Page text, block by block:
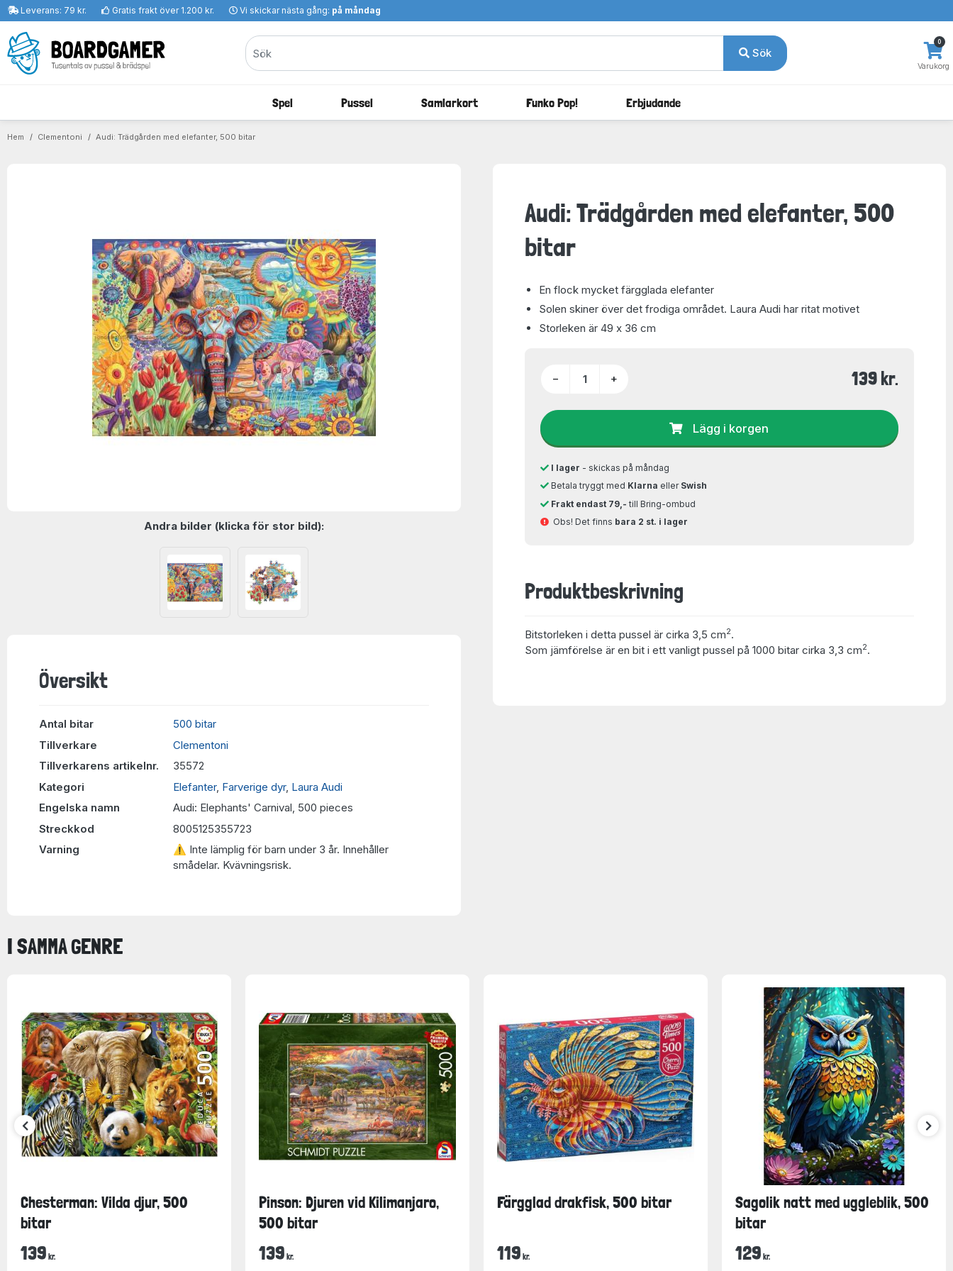
Leverans: 79 kr. Gratis frakt över 1.200 kr. Vi skickar nästa gång: på måndag
Sök
Varukorg
0
Spel Pussel Samlarkort Funko Pop! Erbjudande
Hem Clementoni Audi: Trädgården med elefanter, 500 bitar
Andra bilder (klicka för stor bild):
Översikt
Antal bitar
500 bitar
Tillverkare
Clementoni
Tillverkarens artikelnr.
35572
Kategori
Elefanter, Farverige dyr, Laura Audi
Engelska namn
Audi: Elephants' Carnival, 500 pieces
Streckkod
8005125355723
Varning
⚠ Inte lämplig för barn under 3 år. Innehåller
smådelar. Kvävningsrisk.
Audi: Trädgården med elefanter, 500
bitar
En flock mycket färgglada elefanter
Solen skiner över det frodiga området. Laura Audi har ritat motivet
Storleken är 49 x 36 cm
− + 139 kr.
Lägg i korgen
I lager - skickas på måndag
Betala tryggt med Klarna eller Swish
Frakt endast 79,- till Bring-ombud
Obs! Det finns bara 2 st. i lager
Produktbeskrivning
Bitstorleken i detta pussel är cirka 3,5 cm2.
Som jämförelse är en bit i ett vanligt pussel på 1000 bitar cirka 3,3 cm2.
I SAMMA GENRE
Chesterman: Vilda djur, 500
bitar
139 kr.
Pinson: Djuren vid Kilimanjaro,
500 bitar
139 kr.
Färgglad drakfisk, 500 bitar
119 kr.
Sagolik natt med uggleblik, 500
bitar
129 kr.